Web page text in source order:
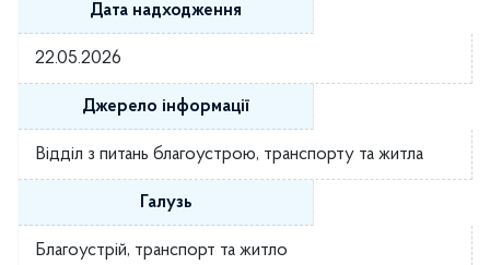
Дата надходження
22.05.2026
Джерело інформації
Відділ з питань благоустрою, транспорту та житла
Галузь
Благоустрій, транспорт та житло